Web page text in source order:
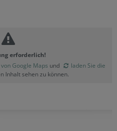
erforderlich!
Google Maps und
laden Sie die
Inhalt sehen zu können.